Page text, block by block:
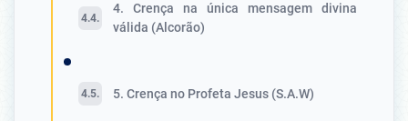
4. Crença na única mensagem divina
válida (Alcorão)
5. Crença no Profeta Jesus (S.A.W)